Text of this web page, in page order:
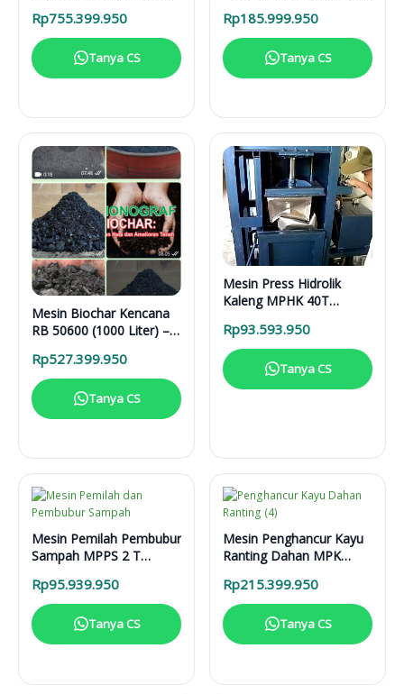
Rp755.399.950
Tanya CS
Rp185.999.950
Tanya CS
Mesin Biochar Kencana
RB 50600 (1000 Liter) –
Lengkap
Rp527.399.950
Tanya CS
Mesin Press Hidrolik
Kaleng MPHK 40T
Rp93.593.950
Tanya CS
Mesin Pemilah Pembubur
Sampah MPPS 2 T
Rp95.939.950
Tanya CS
Mesin Penghancur Kayu
Ranting Dahan MPK
Rp215.399.950
Tanya CS